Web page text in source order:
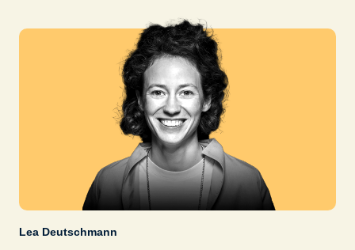
Lea Deutschmann